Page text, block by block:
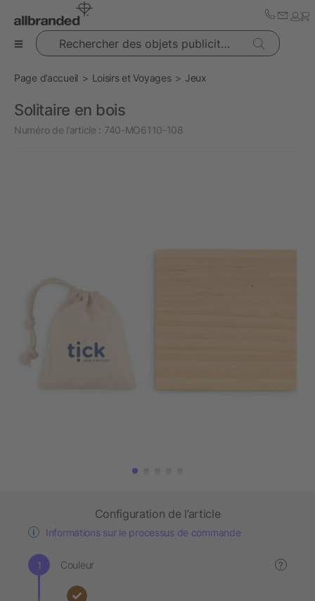
Rechercher des objets publicitaires
Page d’accueil Loisirs et Voyages Jeux
Solitaire en bois
Numéro de l’article : 740-MO6110-108
Configuration de l’article
Informations sur le processus de commande
Couleur ?